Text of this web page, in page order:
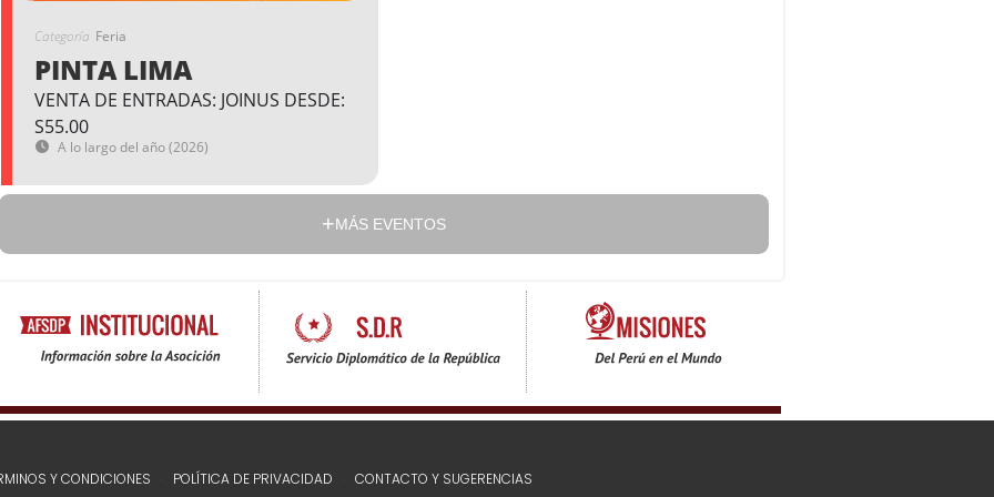
Categoría Feria
PINTA LIMA
VENTA DE ENTRADAS: JOINUS DESDE:
S55.00
A lo largo del año (2026)
MÁS EVENTOS
Y CONDICIONES POLÍTICA DE PRIVACIDAD CONTACTO Y SUGERENCIAS